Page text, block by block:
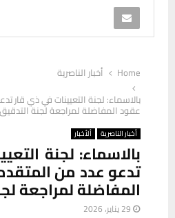
Home
أخبار الناصرية
بالاسماء: لجنة التعيينات في ذي
عقود المفاضلة لمراجعة لجنة التدقيق
أخبار الناصرية ألأخبار
بالاسماء: لجنة
تدعو عدد من
المفاضلة لمراجعة
29 يناير، 2026